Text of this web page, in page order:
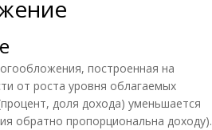
построенная на
от роста уровня облагаемых
доля дохода) уменьшается
обратно пропорциональна доходу).